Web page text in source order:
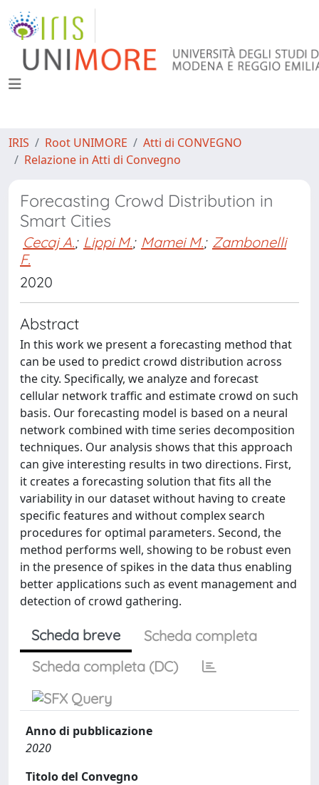
IRIS Root UNIMORE
Atti di CONVEGNO
Relazione in Atti di Convegno
Forecasting Crowd Distribution in
Smart Cities
Cecaj A.; Lippi M.; Mamei M.; Zambonelli
F.
2020
Abstract
In this work we present a forecasting method that
can be used to predict crowd distribution across
the city. Specifically, we analyze and forecast
cellular network traffic and estimate crowd on such
basis. Our forecasting model is based on a neural
network combined with time series decomposition
techniques. Our analysis shows that this approach
can give interesting results in two directions. First,
it creates a forecasting solution that fits all the
variability in our dataset without having to create
specific features and without complex search
procedures for optimal parameters. Second, the
method performs well, showing to be robust even
in the presence of spikes in the data thus enabling
better applications such as event management and
detection of crowd gathering.
Scheda breve
Scheda completa
Scheda completa (DC)
Anno di pubblicazione
2020
Titolo del Convegno